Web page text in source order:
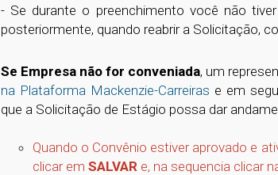
- Se durante o preenchimento você não
posteriormente, quando reabrir a Solicitação,
Se Empresa não for conveniada, um
na Plataforma Mackenzie-Carreiras e em
que a Solicitação de Estágio possa dar
Quando o Convênio estiver aprovado e
clicar em SALVAR e, na sequencia clicar